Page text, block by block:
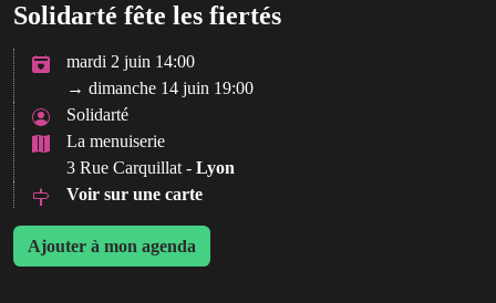
Solidarté fête les fiertés
mardi 2 juin 14:00
→ dimanche 14 juin 19:00
Solidarté
La menuiserie
3 Rue Carquillat - Lyon
Voir sur une carte
Ajouter à mon agenda